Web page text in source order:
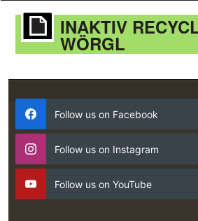
INAKTIV
WÖRGL
Follow us on Facebook
Follow us on Instagram
Follow us on YouTube